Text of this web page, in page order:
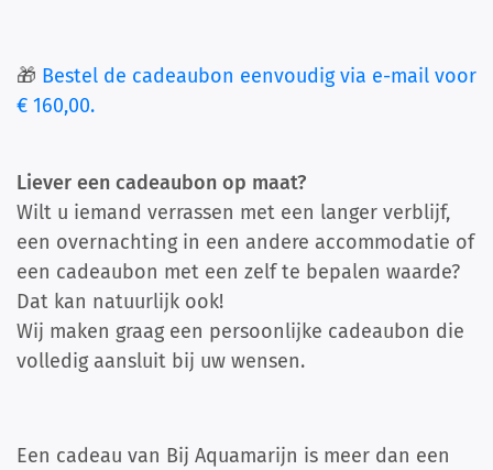
🎁 Bestel de cadeaubon eenvoudig via e-mail voor
€ 160,00.
Liever een cadeaubon op maat?
Wilt u iemand verrassen met een langer verblijf,
een overnachting in een andere accommodatie of
een cadeaubon met een zelf te bepalen waarde?
Dat kan natuurlijk ook!
Wij maken graag een persoonlijke cadeaubon die
volledig aansluit bij uw wensen.
Een cadeau van Bij Aquamarijn is meer dan een